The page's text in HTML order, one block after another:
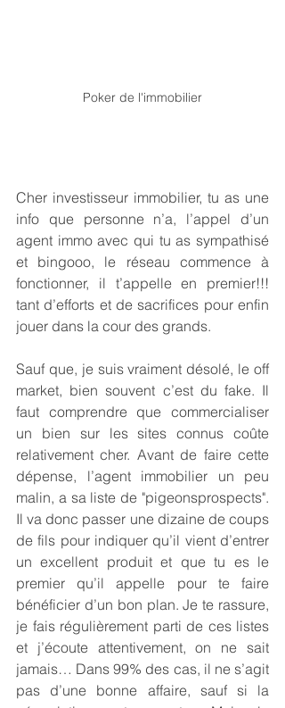
Poker de l'immobilier
Cher investisseur immobilier, tu as une
info que personne n’a, l’appel d’un
agent immo avec qui tu as sympathisé
et bingooo, le réseau commence à
fonctionner, il t’appelle en premier!!!
tant d’efforts et de sacrifices pour enfin
jouer dans la cour des grands.
Sauf que, je suis vraiment désolé, le off
market, bien souvent c’est du fake. Il
faut comprendre que commercialiser
un bien sur les sites connus coûte
relativement cher. Avant de faire cette
dépense, l’agent immobilier un peu
malin, a sa liste de "pigeonsprospects".
Il va donc passer une dizaine de coups
de fils pour indiquer qu’il vient d’entrer
un excellent produit et que tu es le
premier qu’il appelle pour te faire
bénéficier d’un bon plan. Je te rassure,
je fais régulièrement parti de ces listes
et j’écoute attentivement, on ne sait
jamais… Dans 99% des cas, il ne s’agit
pas d’une bonne affaire, sauf si la